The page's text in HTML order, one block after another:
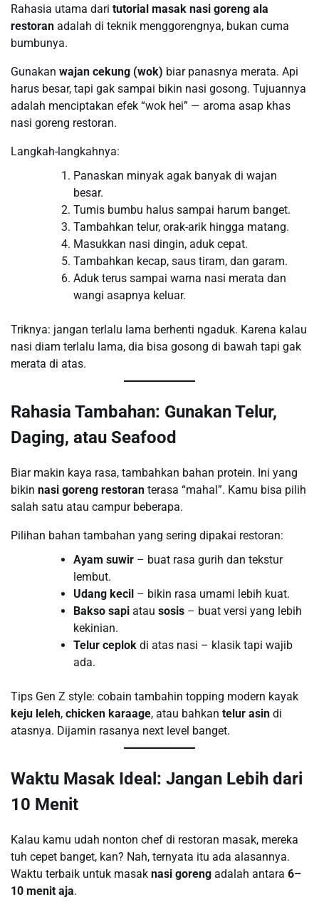
Rahasia utama dari tutorial masak nasi goreng ala
restoran adalah di teknik menggorengnya, bukan cuma
bumbunya.
Gunakan wajan cekung (wok) biar panasnya merata. Api
harus besar, tapi gak sampai bikin nasi gosong. Tujuannya
adalah menciptakan efek “wok hei” — aroma asap khas
nasi goreng restoran.
Langkah-langkahnya:
Panaskan minyak agak banyak di wajan
besar.
Tumis bumbu halus sampai harum banget.
Tambahkan telur, orak-arik hingga matang.
Masukkan nasi dingin, aduk cepat.
Tambahkan kecap, saus tiram, dan garam.
Aduk terus sampai warna nasi merata dan
wangi asapnya keluar.
Triknya: jangan terlalu lama berhenti ngaduk. Karena kalau
nasi diam terlalu lama, dia bisa gosong di bawah tapi gak
merata di atas.
Rahasia Tambahan: Gunakan Telur,
Daging, atau Seafood
Biar makin kaya rasa, tambahkan bahan protein. Ini yang
bikin nasi goreng restoran terasa “mahal”. Kamu bisa pilih
salah satu atau campur beberapa.
Pilihan bahan tambahan yang sering dipakai restoran:
Ayam suwir – buat rasa gurih dan tekstur
lembut.
Udang kecil – bikin rasa umami lebih kuat.
Bakso sapi atau sosis – buat versi yang lebih
kekinian.
Telur ceplok di atas nasi – klasik tapi wajib
ada.
Tips Gen Z style: cobain tambahin topping modern kayak
keju leleh, chicken karaage, atau bahkan telur asin di
atasnya. Dijamin rasanya next level banget.
Waktu Masak Ideal: Jangan Lebih dari
10 Menit
Kalau kamu udah nonton chef di restoran masak, mereka
tuh cepet banget, kan? Nah, ternyata itu ada alasannya.
Waktu terbaik untuk masak nasi goreng adalah antara 6–
10 menit aja.